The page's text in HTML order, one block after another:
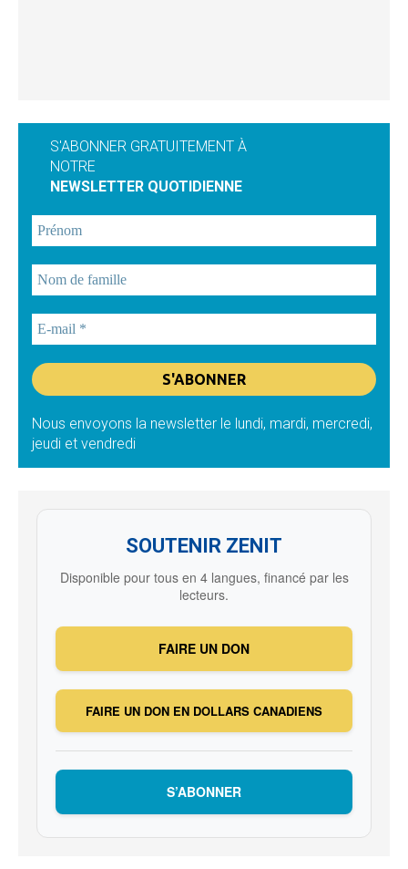
S'ABONNER GRATUITEMENT À
NOTRE
NEWSLETTER QUOTIDIENNE
Nous envoyons la newsletter le lundi, mardi, mercredi,
jeudi et vendredi
SOUTENIR ZENIT
Disponible pour tous en 4 langues, financé par les
lecteurs.
FAIRE UN DON
FAIRE UN DON EN DOLLARS CANADIENS
S’ABONNER